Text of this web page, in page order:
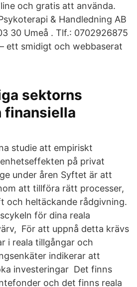
och gratis att använda.
& Handledning AB
30 Umeå . Tlf.: 0702926875
ett smidigt och webbaserat
sektorns
finansiella
studie att empiriskt
på privat
under åren Syftet är att
att tillföra rätt processer,
och heltäckande rådgivning.
för dina reala
För att uppnå detta krävs
i reala tillgångar och
indikerar att
investeringar Det finns
och det finns reala